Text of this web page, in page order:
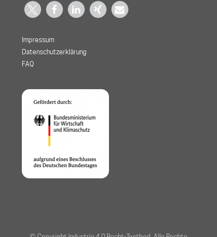
Impressum
Datenschutzerklärung
FAQ